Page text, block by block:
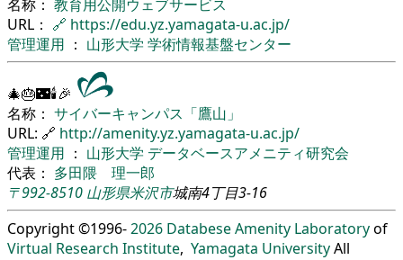
名称： 教育用公開ウェブサービス
URL： 🔗 https://edu.yz.yamagata-u.ac.jp/
管理運用 ： 山形大学 学術情報基盤センター
🎄🎂🌃🕯🎉
名称： サイバーキャンパス「鷹山」
URL: 🔗 http://amenity.yz.yamagata-u.ac.jp/
管理運用 ： 山形大学 データベースアメニティ研究会
代表： 多田隈 理一郎
〒992-8510 山形県米沢市城南4丁目3-16
Copyright ©1996-2026 Databese Amenity Laboratoryof
Virtual Research Institute, Yamagata UniversityAll